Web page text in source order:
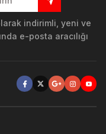
indirimli, yeni ve
e-posta aracılığı